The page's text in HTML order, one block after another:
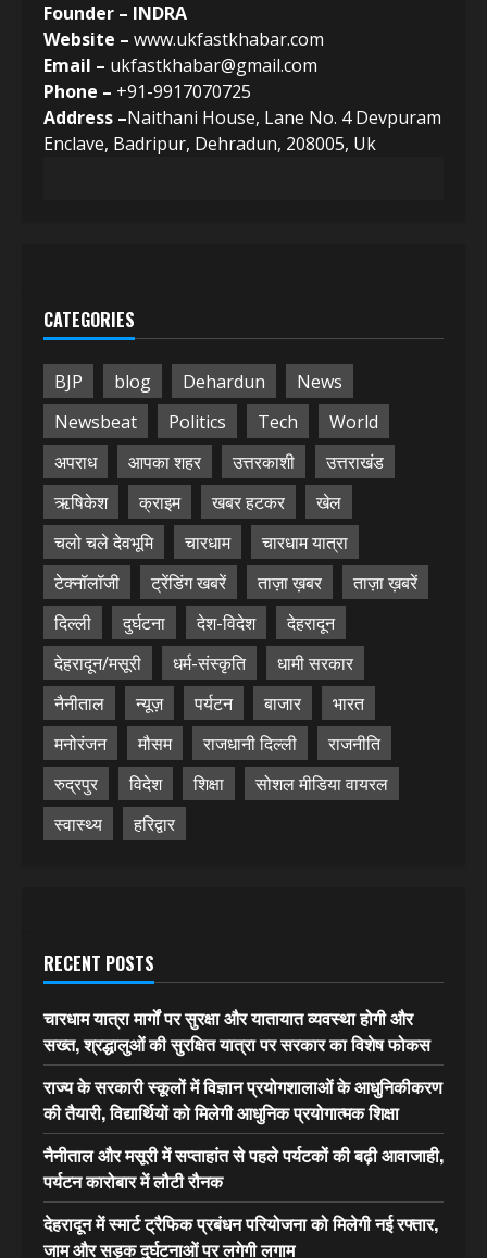
Founder – INDRA
Website – www.ukfastkhabar.com
Email – ukfastkhabar@gmail.com
Phone – +91-9917070725
Address –Naithani House, Lane No. 4 Devpuram
Enclave, Badripur, Dehradun, 208005, Uk
CATEGORIES
BJP blog Dehardun
News
Newsbeat
Politics Tech
World
अपराध
आपका शहर उत्तरकाशी
उत्तराखंड
ऋषिकेश
क्राइम खबर हटकर
खेल
चलो चले देवभूमि
चारधाम
चारधाम यात्रा
टेक्नॉलॉजी
ट्रेंडिंग खबरें ताज़ा ख़बर
ताज़ा ख़बरें
दिल्ली
दुर्घटना देश-विदेश
देहरादून
देहरादून/मसूरी
धर्म-संस्कृति
धामी सरकार
नैनीताल
न्यूज़ पर्यटन बाजार
भारत
मनोरंजन
मौसम राजधानी दिल्ली
राजनीति
रुद्रपुर
विदेश शिक्षा
सोशल मीडिया वायरल
स्वास्थ्य
हरिद्वार
RECENT POSTS
चारधाम यात्रा मार्गों पर सुरक्षा और यातायात व्यवस्था होगी और
सख्त, श्रद्धालुओं की सुरक्षित यात्रा पर सरकार का विशेष फोकस
राज्य के सरकारी स्कूलों में विज्ञान प्रयोगशालाओं के आधुनिकीकरण
की तैयारी, विद्यार्थियों को मिलेगी आधुनिक प्रयोगात्मक शिक्षा
नैनीताल और मसूरी में सप्ताहांत से पहले पर्यटकों की बढ़ी आवाजाही,
पर्यटन कारोबार में लौटी रौनक
देहरादून में स्मार्ट ट्रैफिक प्रबंधन परियोजना को मिलेगी नई रफ्तार,
जाम और सड़क दुर्घटनाओं पर लगेगी लगाम